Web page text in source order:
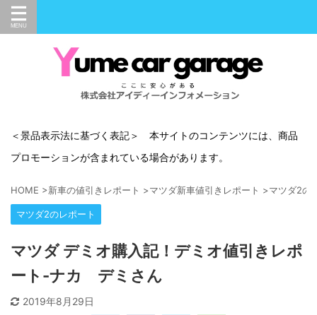
＜景品表示法に基づく表記＞ 本サイトのコンテンツには、商品
プロモーションが含まれている場合があります。
HOME >新車の値引きレポート >マツダ新車値引きレポート >マツダ2の
マツダ2のレポート
マツダ デミオ購入記！デミオ値引きレポ
ート-ナカ デミさん
2019年8月29日